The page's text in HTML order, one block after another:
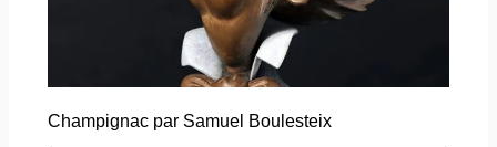
Champignac par Samuel Boulesteix